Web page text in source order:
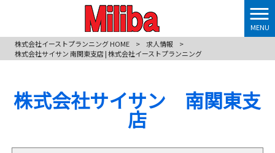
MENU
株式会社イーストプランニング HOME
> 求人情報
>
株式会社サイサン 南関東支店 | 株式会社イーストプランニング
株式会社サイサン 南関東支
店